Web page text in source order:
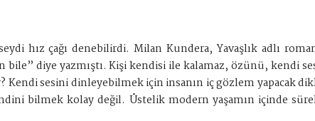
hız çağı denebilirdi. Milan Kundera, Yavaşlık adlı
diye yazmıştı. Kişi kendisi ile kalamaz, özünü, kendi
sesini dinleyebilmek için insanın iç gözlem yapacak
bilmek kolay değil. Üstelik modern yaşamın içinde